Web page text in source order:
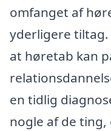
omfanget af
yderligere
at høretab kan
en tidlig
nogle af de